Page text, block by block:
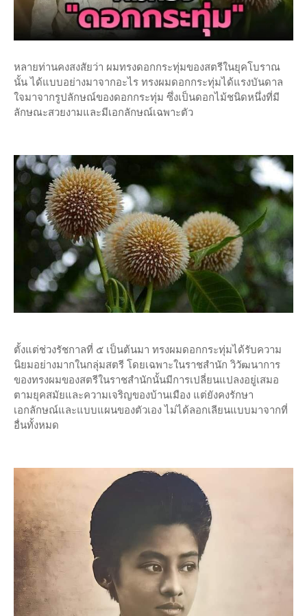
หลายท่านคงสงสัยว่า ผมทรงดอกกระทุ่มของสตรีในยุคโบราณ
นั้น ได้แบบอย่างมาจากอะไร ทรงผมดอกกระทุ่มได้แรงบันดาล
ใจมาจากรูปลักษณ์ของดอกกระทุ่ม ซึ่งเป็นดอกไม้ชนิดหนึ่งที่มี
ลักษณะสวยงามและมีเอกลักษณ์เฉพาะตัว
ตั้งแต่ช่วงรัชกาลที่ ๕ เป็นต้นมา ทรงผมดอกกระทุ่มได้รับความ
นิยมอย่างมากในกลุ่มสตรี โดยเฉพาะในราชสำนัก วิวัฒนาการ
ของทรงผมของสตรีในราชสำนักนั้นมีการเปลี่ยนแปลงอยู่เสมอ
ตามยุคสมัยและความเจริญของบ้านเมือง แต่ยังคงรักษา
เอกลักษณ์และแบบแผนของตัวเอง ไม่ได้ลอกเลียนแบบมาจากที่
อื่นทั้งหมด